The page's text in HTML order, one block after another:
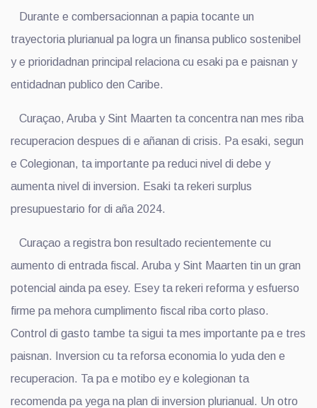
Durante e combersacionnan a papia tocante un
trayectoria plurianual pa logra un finansa publico sostenibel
y e prioridadnan principal relaciona cu esaki pa e paisnan y
entidadnan publico den Caribe.
Curaçao, Aruba y Sint Maarten ta concentra nan mes riba
recuperacion despues di e añanan di crisis. Pa esaki, segun
e Colegionan, ta importante pa reduci nivel di debe y
aumenta nivel di inversion. Esaki ta rekeri surplus
presupuestario for di aña 2024.
Curaçao a registra bon resultado recientemente cu
aumento di entrada fiscal. Aruba y Sint Maarten tin un gran
potencial ainda pa esey. Esey ta rekeri reforma y esfuerso
firme pa mehora cumplimento fiscal riba corto plaso.
Control di gasto tambe ta sigui ta mes importante pa e tres
paisnan. Inversion cu ta reforsa economia lo yuda den e
recuperacion. Ta pa e motibo ey e kolegionan ta
recomenda pa yega na plan di inversion plurianual. Un otro